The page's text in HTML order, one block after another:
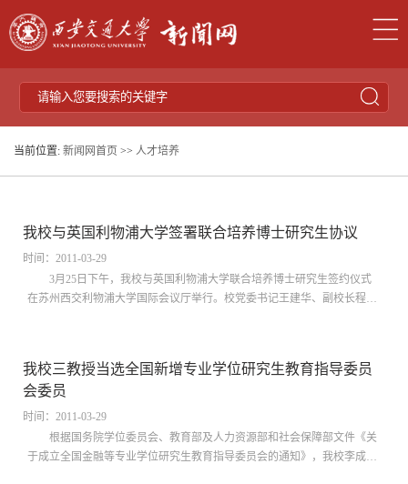
当前位置: 新闻网首页 >> 人才培养
我校与英国利物浦大学签署联合培养博士研究生协议
时间：2011-03-29
3月25日下午，我校与英国利物浦大学联合培养博士研究生签约仪式
在苏州西交利物浦大学国际会议厅举行。校党委书记王建华、副校长程光
我校三教授当选全国新增专业学位研究生教育指导委员
会委员
时间：2011-03-29
根据国务院学位委员会、教育部及人力资源部和社会保障部文件《关
于成立全国金融等专业学位研究生教育指导委员会的通知》，我校李成教